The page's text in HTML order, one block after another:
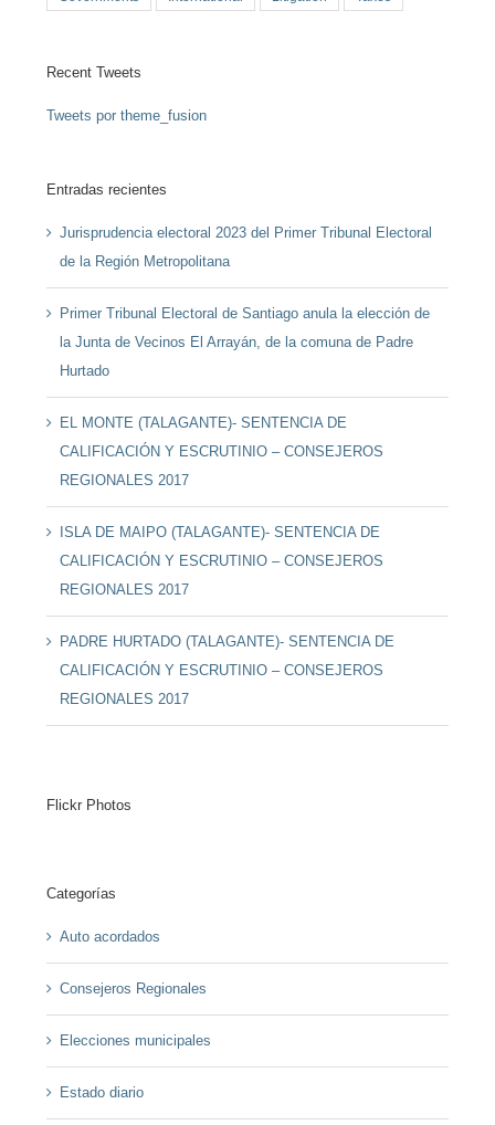
Recent Tweets
Tweets por theme_fusion
Entradas recientes
Jurisprudencia electoral 2023 del Primer Tribunal Electoral
de la Región Metropolitana
Primer Tribunal Electoral de Santiago anula la elección de
la Junta de Vecinos El Arrayán, de la comuna de Padre
Hurtado
EL MONTE (TALAGANTE)- SENTENCIA DE
CALIFICACIÓN Y ESCRUTINIO – CONSEJEROS
REGIONALES 2017
ISLA DE MAIPO (TALAGANTE)- SENTENCIA DE
CALIFICACIÓN Y ESCRUTINIO – CONSEJEROS
REGIONALES 2017
PADRE HURTADO (TALAGANTE)- SENTENCIA DE
CALIFICACIÓN Y ESCRUTINIO – CONSEJEROS
REGIONALES 2017
Flickr Photos
Categorías
Auto acordados
Consejeros Regionales
Elecciones municipales
Estado diario